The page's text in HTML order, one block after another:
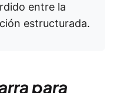
entre la
estructurada.
para